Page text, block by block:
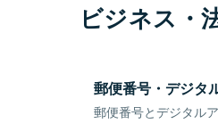
ビジネス・
郵便番号・デジタ
郵便番号とデジタル